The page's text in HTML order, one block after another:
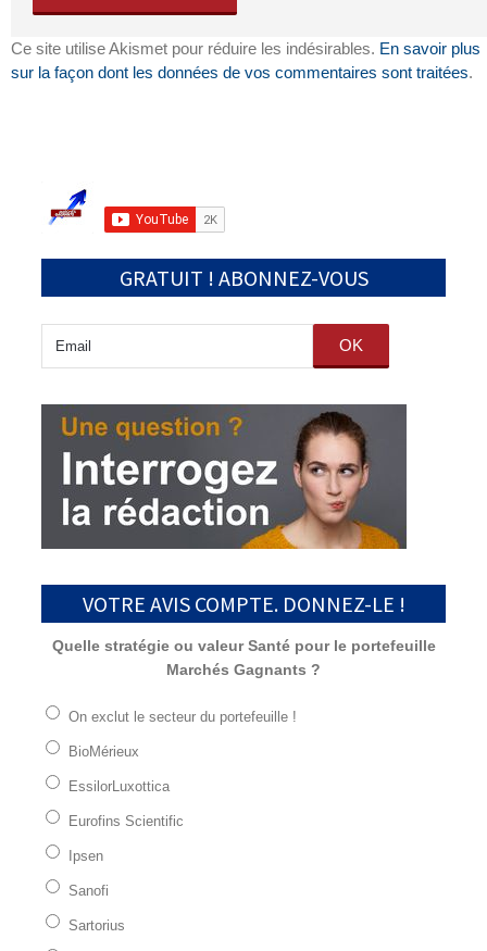
Ce site utilise Akismet pour réduire les indésirables. En savoir plus
sur la façon dont les données de vos commentaires sont traitées.
GRATUIT ! ABONNEZ-VOUS
OK
VOTRE AVIS COMPTE. DONNEZ-LE !
Quelle stratégie ou valeur Santé pour le portefeuille
Marchés Gagnants ?
On exclut le secteur du portefeuille !
BioMérieux
EssilorLuxottica
Eurofins Scientific
Ipsen
Sanofi
Sartorius